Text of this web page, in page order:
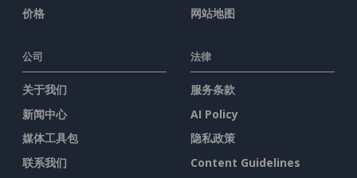
价格
网站地图
公司
关于我们
新闻中心
媒体工具包
联系我们
法律
服务条款
AI Policy
隐私政策
Content Guidelines